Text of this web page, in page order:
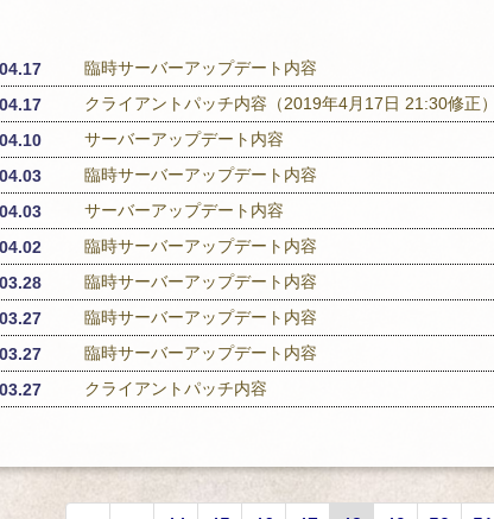
臨時サーバーアップデート内容
クライアントパッチ内容（2019年4月17日 21:30修正）
サーバーアップデート内容
臨時サーバーアップデート内容
サーバーアップデート内容
臨時サーバーアップデート内容
臨時サーバーアップデート内容
臨時サーバーアップデート内容
臨時サーバーアップデート内容
クライアントパッチ内容